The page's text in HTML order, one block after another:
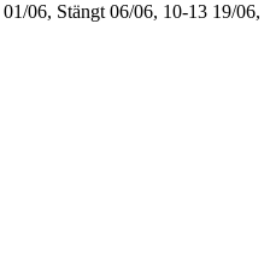
01/06, Stängt 06/06, 10-13 19/06,